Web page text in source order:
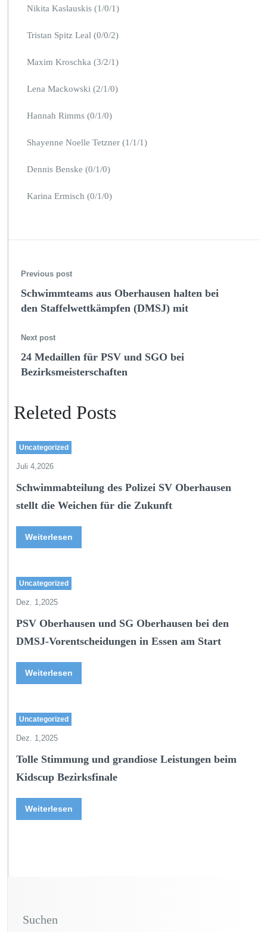
Nikita Kaslauskis (1/0/1)
Tristan Spitz Leal (0/0/2)
Maxim Kroschka (3/2/1)
Lena Mackowski (2/1/0)
Hannah Rimms (0/1/0)
Shayenne Noelle Tetzner (1/1/1)
Dennis Benske (0/1/0)
Karina Ermisch (0/1/0)
Previous post
Schwimmteams aus Oberhausen halten bei
den Staffelwettkämpfen (DMSJ) mit
Next post
24 Medaillen für PSV und SGO bei
Bezirksmeisterschaften
Releted Posts
Uncategorized
Juli 4,2026
Schwimmabteilung des Polizei SV Oberhausen
stellt die Weichen für die Zukunft
Weiterlesen
Uncategorized
Dez. 1,2025
PSV Oberhausen und SG Oberhausen bei den
DMSJ-Vorentscheidungen in Essen am Start
Weiterlesen
Uncategorized
Dez. 1,2025
Tolle Stimmung und grandiose Leistungen beim
Kidscup Bezirksfinale
Weiterlesen
Suchen